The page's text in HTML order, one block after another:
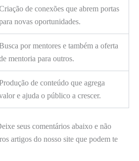
de conexões que abrem portas
novas oportunidades.
por mentores e também a oferta
mentoria para outros.
de conteúdo que agrega
e ajuda o público a crescer.
seus comentários abaixo e não
artigos do nosso site que podem te